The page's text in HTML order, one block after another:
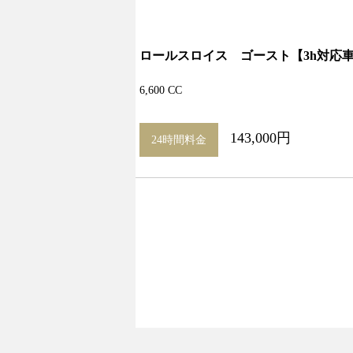
ロールスロイス ゴースト【3h対応車
6,600 CC
24時間料金 143,000円